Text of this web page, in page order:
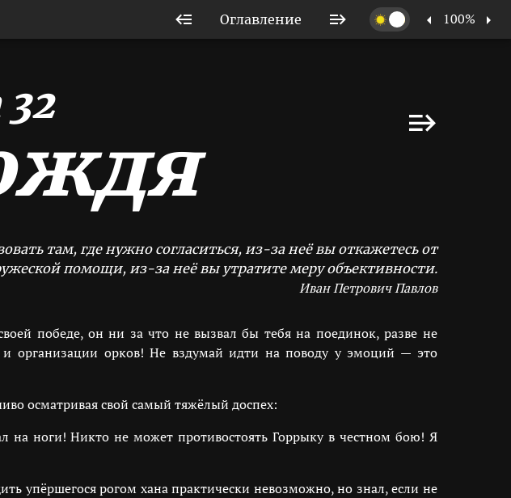
Оглавление 100%
там, где нужно согласиться, из-за неё вы откажетесь от
помощи, из-за неё вы утратите меру объективности.
Иван Петрович Павлов
победе, он ни за что не вызвал бы тебя на поединок, разве не
организации орков! Не вздумай идти на поводу у эмоций — это
осматривая свой самый тяжёлый доспех:
на ноги! Никто не может противостоять Горрыку в честном бою! Я
упёршегося рогом хана практически невозможно, но знал, если не